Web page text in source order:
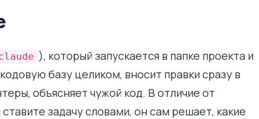
), который запускается в папке проекта и
базу целиком, вносит правки сразу в
объясняет чужой код. В отличие от
задачу словами, он сам решает, какие